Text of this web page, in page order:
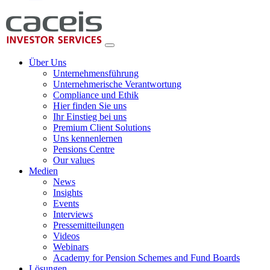
Über Uns
Unternehmensführung
Unternehmerische Verantwortung
Compliance und Ethik
Hier finden Sie uns
Ihr Einstieg bei uns
Premium Client Solutions
Uns kennenlernen
Pensions Centre
Our values
Medien
News
Insights
Events
Interviews
Pressemitteilungen
Videos
Webinars
Academy for Pension Schemes and Fund Boards